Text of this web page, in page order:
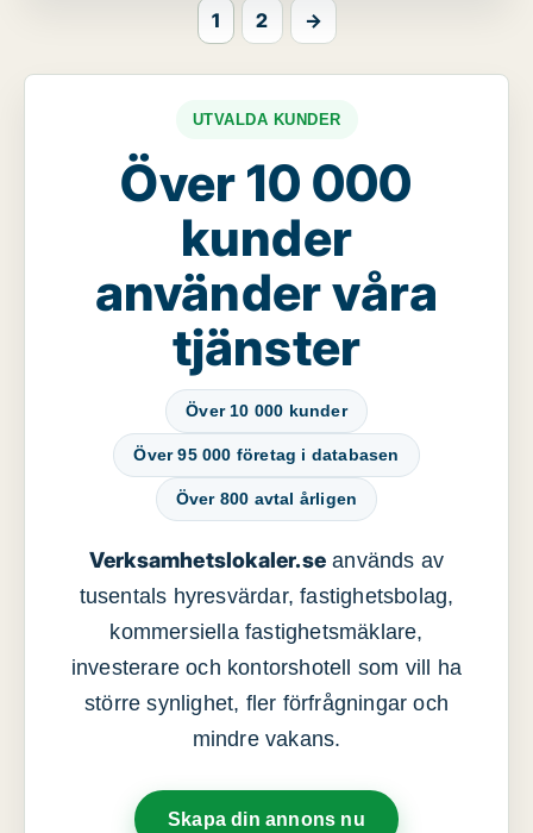
1 2 →
UTVALDA KUNDER
Över 10 000
kunder
använder våra
tjänster
Över 10 000 kunder
Över 95 000 företag i databasen
Över 800 avtal årligen
Verksamhetslokaler.se används av
tusentals hyresvärdar, fastighetsbolag,
kommersiella fastighetsmäklare,
investerare och kontorshotell som vill ha
större synlighet, fler förfrågningar och
mindre vakans.
Skapa din annons nu